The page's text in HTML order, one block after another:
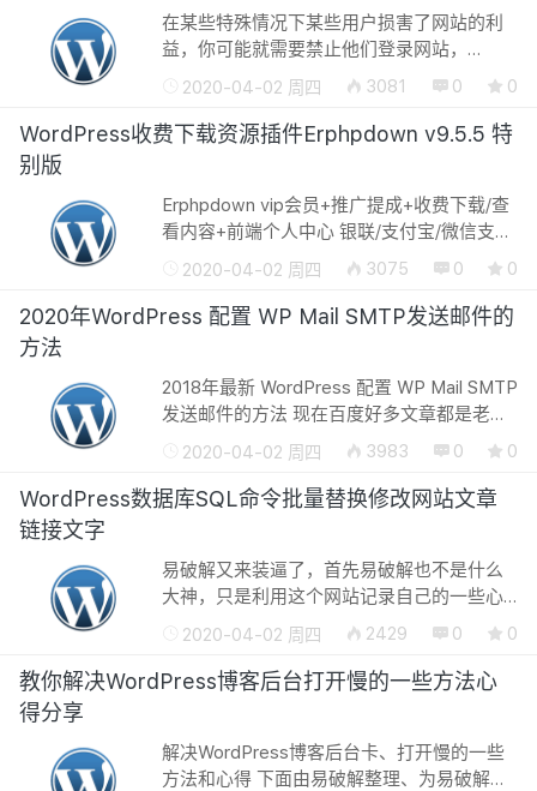
在某些特殊情况下某些用户损害了网站的利
益，你可能就需要禁止他们登录网站，
WordPress博客如何实现免插件纯代码添加
禁止某些用户登录的方法，也就是
WordPress博客用户怎么实现封号，此教程
2020-04-02 周四 3081 0 0
WordPress收费下载资源插件Erphpdown v9.5.5 特
别版
Erphpdown vip会员+推广提成+收费下载/查
看内容+前端个人中心 银联/支付宝/微信支
付/财付通/贝宝paypal WordPress插件目前
更新至，会员推广下载专业版 WordPress插
件（erphpdown）一款针对虚拟资源收...
2020-04-02 周四 3075 0 0
2020年WordPress 配置 WP Mail SMTP发送邮件的
方法
2018年最新 WordPress 配置 WP Mail SMTP
发送邮件的方法 现在百度好多文章都是老文
章，旧文章、软件早都更新好几版了文章还
是旧的，这样就导致了好多以前的技术教程
无法使用，失效而无法帮助给所需要...
2020-04-02 周四 3983 0 0
WordPress数据库SQL命令批量替换修改网站文章
链接文字
易破解又来装逼了，首先易破解也不是什么
大神，只是利用这个网站记录自己的一些心
得分享给大家，也以至于以后进行查看，做
网站的朋友都应该知道换域名是一个很麻烦
的问题，这不仅仅涉及到网站的一些...
2020-04-02 周四 2429 0 0
教你解决WordPress博客后台打开慢的一些方法心
得分享
解决WordPress博客后台卡、打开慢的一些
方法和心得 下面由易破解整理、为易破解网